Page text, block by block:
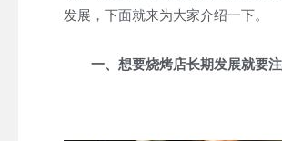
发展，下面就来为大家介绍一下。
一、想要烧烤店长期发展就要